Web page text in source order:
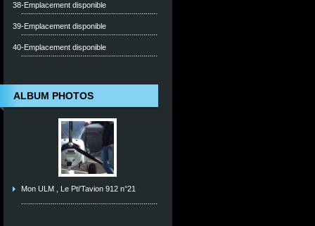
38-Emplacement disponible
39-Emplacement disponible
40-Emplacement disponible
ALBUM PHOTOS
Mon ULM , Le Pti'Tavion 912 n°21